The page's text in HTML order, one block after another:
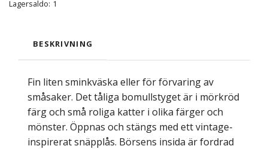
Lagersaldo: 1
BESKRIVNING
Fin liten sminkväska eller för förvaring av
småsaker. Det tåliga bomullstyget är i mörkröd
färg och små roliga katter i olika färger och
mönster. Öppnas och stängs med ett vintage-
inspirerat snäpplås. Börsens insida är fordrad